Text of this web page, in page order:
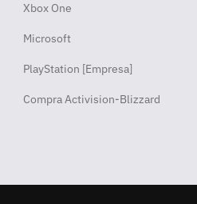
Xbox One
Microsoft
PlayStation [Empresa]
Compra Activision-Blizzard